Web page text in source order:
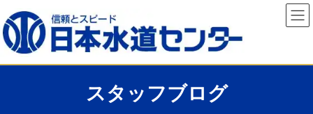
ン
テ
ン
へ
ビ
ゲ
ー
ョ
スタッフブログ